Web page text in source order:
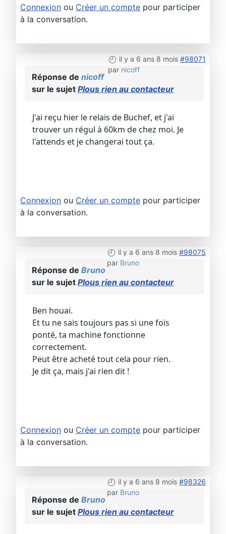
Connexion ou Créer un compte pour participer
à la conversation.
il y a 6 ans 8 mois #98071
par nicoff
Réponse de nicoff
sur le sujet Plous rien au contacteur
J'ai reçu hier le relais de Buchef, et j'ai
trouver un régul à 60km de chez moi. Je
l'attends et je changerai tout ça.
Connexion ou Créer un compte pour participer
à la conversation.
il y a 6 ans 8 mois #98075
par Bruno
Réponse de Bruno
sur le sujet Plous rien au contacteur
Ben houai.
Et tu ne sais toujours pas si une fois
ponté, ta machine fonctionne
correctement.
Peut être acheté tout cela pour rien.
Je dit ça, mais j'ai rien dit !
Connexion ou Créer un compte pour participer
à la conversation.
il y a 6 ans 8 mois #98326
par Bruno
Réponse de Bruno
sur le sujet Plous rien au contacteur